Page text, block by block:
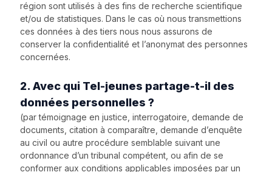
région sont utilisés à des fins de recherche scientifique
et/ou de statistiques. Dans le cas où nous transmettions
ces données à des tiers nous nous assurons de
conserver la confidentialité et l’anonymat des personnes
concernées.
2. Avec qui Tel-jeunes partage-t-il des
données personnelles ?
(par témoignage en justice, interrogatoire, demande de
documents, citation à comparaître, demande d’enquête
au civil ou autre procédure semblable suivant une
ordonnance d’un tribunal compétent, ou afin de se
conformer aux conditions applicables imposées par un